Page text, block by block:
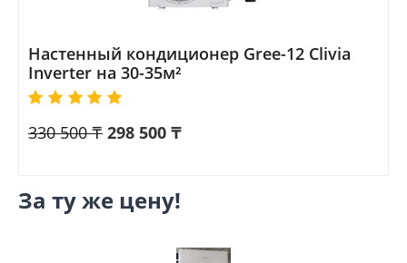
Настенный кондиционер Gree-12 Clivia
Inverter на 30-35м²
330 500 ₸ 298 500 ₸
За ту же цену!